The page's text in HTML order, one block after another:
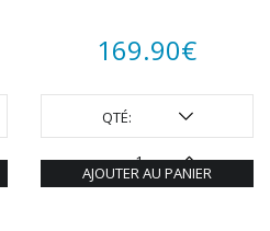
169.90€
QTÉ:
AJOUTER AU PANIER